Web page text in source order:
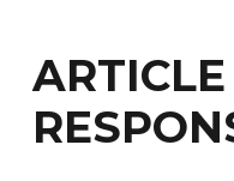
ARTICLE